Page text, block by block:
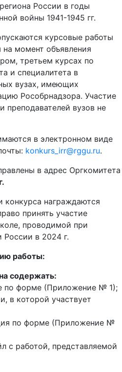
России в годы
войны 1941-1945 гг.
курсовые работы
момент объявления
третьем курсах по
и специалитета в
вузах, имеющих
Рособрнадзора. Участие
преподавателей вузов не
в электронном виде
konkurs_irr@rggu.ru.
в адрес Оргкомитета
конкурса награждаются
принять участие
проводимой при
в 2024 г.
работы:
содержать:
по форме (Приложение № 1);
в которой участвует
по форме (Приложение №
с работой, представляемой